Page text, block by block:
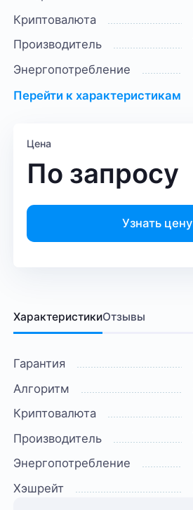
Криптовалюта
Производитель
Энергопотребление
Перейти к характеристикам
Цена
По запросу
Узнать цену
ХарактеристикиОтзывы
Гарантия
Алгоритм
Криптовалюта
Производитель
Энергопотребление
Хэшрейт